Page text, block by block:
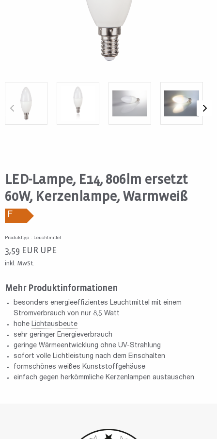
LED-Lampe, E14, 806lm ersetzt
60W, Kerzenlampe, Warmweiß
F
Produkttyp : Leuchtmittel
3,59 EUR UPE
inkl. MwSt.
Mehr Produktinformationen
besonders energieeffizientes Leuchtmittel mit einem
Stromverbrauch von nur 8,5 Watt
hohe Lichtausbeute
sehr geringer Energieverbrauch
geringe Wärmeentwicklung ohne UV-Strahlung
sofort volle Lichtleistung nach dem Einschalten
formschönes weißes Kunststoffgehäuse
einfach gegen herkömmliche Kerzenlampen austauschen